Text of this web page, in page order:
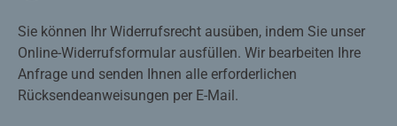
Sie können Ihr Widerrufsrecht ausüben, indem Sie unser
Online-Widerrufsformular ausfüllen. Wir bearbeiten Ihre
Anfrage und senden Ihnen alle erforderlichen
Rücksendeanweisungen per E-Mail.